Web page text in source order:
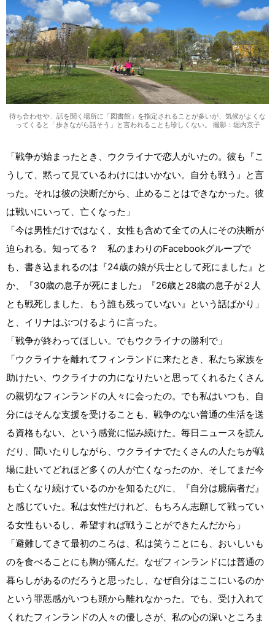
待ち合わせや、話を聞く場所に「図書館」を指定されることが多いが、気候がよくな
ってくると「歩きながら話そう」と言われることも珍しくない。 撮影：堀内京子
「戦争が始まったとき、ウクライナで恋人がいたの。彼も『こ
うして、黙って見ているわけにはいかない。自分も戦う』と言
った。それは彼の決断だから、止めることはできなかった。彼
は戦いにいって、亡くなった」
「今は男性だけではなく、女性も含めて全ての人にその決断が
迫られる。知ってる？ 私のまわりのFacebookグループで
も、書き込まれるのは『24歳の娘が兵士として死にました』と
か、『30歳の息子が死にました』『26歳と28歳の息子が２人
とも戦死しました、もう誰も残っていない』という話ばかり」
と、イリナはぶつけるように言った。
「戦争が終わってほしい。でもウクライナの勝利で」
「ウクライナを離れてフィンランドに来たとき、私たち家族を
助けたい、ウクライナの力になりたいと思ってくれるたくさん
の親切なフィンランドの人々に会ったの。でも私はいつも、自
分にはそんな支援を受けることも、戦争のない普通の生活を送
る資格もない、という感覚に悩み続けた。毎日ニュースを読ん
だり、聞いたりしながら、ウクライナでたくさんの人たちが戦
場に赴いてどれほど多くの人が亡くなったのか、そしてまだ今
も亡くなり続けているのかを知るたびに、『自分は臆病者だ』
と感じていた。私は女性だけれど、もちろん志願して戦ってい
る女性もいるし、希望すれば戦うことができたんだから」
「避難してきて最初のころは、私は笑うことにも、おいしいも
のを食べることにも胸が痛んだ。なぜフィンランドには普通の
暮らしがあるのだろうと思ったし、なぜ自分はここにいるのか
という罪悪感がいつも頭から離れなかった。でも、受け入れて
くれたフィンランドの人々の優しさが、私の心の深いところま